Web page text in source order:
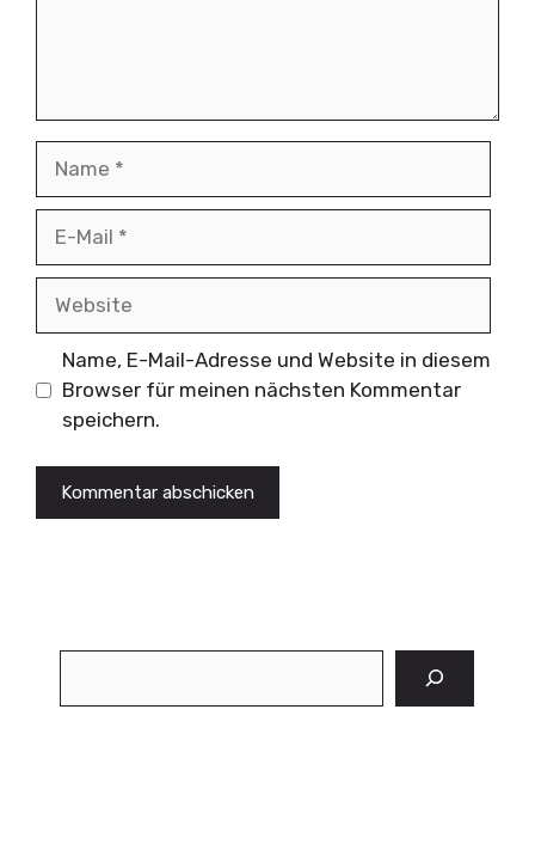
Name, E-Mail-Adresse und Website in diesem
Browser für meinen nächsten Kommentar
speichern.